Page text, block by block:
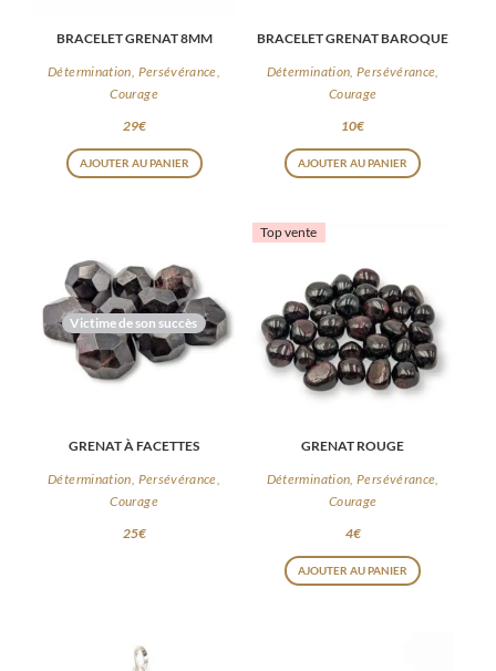
BRACELET GRENAT 8MM
Détermination, Persévérance,
Courage
29€
AJOUTER AU PANIER
BRACELET GRENAT BAROQUE
Détermination, Persévérance,
Courage
10€
AJOUTER AU PANIER
Victime de son succès
GRENAT À FACETTES
Détermination, Persévérance,
Courage
25€
Top vente
GRENAT ROUGE
Détermination, Persévérance,
Courage
4€
AJOUTER AU PANIER